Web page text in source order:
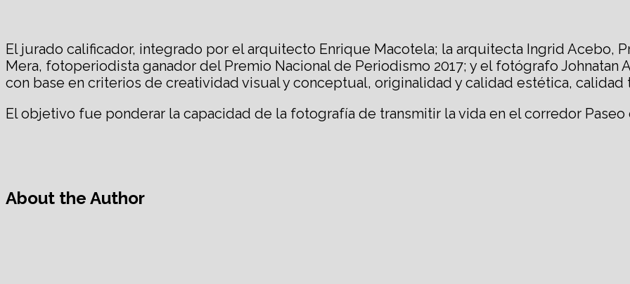
El jurado calificador, integrado por el arquitecto Enrique Macotela; la arquitecta Ingrid Acebo,
Mera, fotoperiodista ganador del Premio Nacional de Periodismo 2017; y el fotógrafo Johnatan
con base en criterios de creatividad visual y conceptual, originalidad y calidad estética, calidad
El objetivo fue ponderar la capacidad de la fotografía de transmitir la vida en el corredor
About the Author